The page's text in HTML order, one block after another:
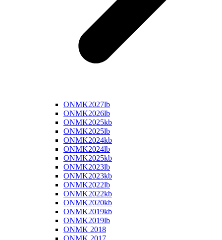
ONMK2027lb
ONMK2026lb
ONMK2025kb
ONMK2025lb
ONMK2024kb
ONMK2024lb
ONMK2025kb
ONMK2023lb
ONMK2023kb
ONMK2022lb
ONMK2022kb
ONMK2020kb
ONMK2019kb
ONMK2019lb
ONMK 2018